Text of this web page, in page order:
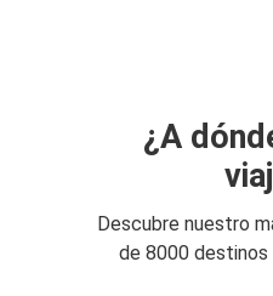
¿A
Descubre nuestro
de 8000 destinos